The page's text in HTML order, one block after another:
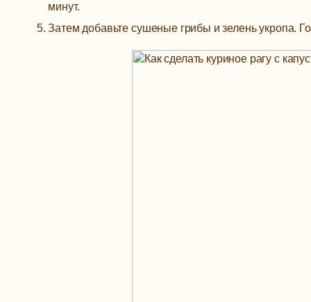
минут.
Затем добавьте сушеные грибы и зелень укропа.